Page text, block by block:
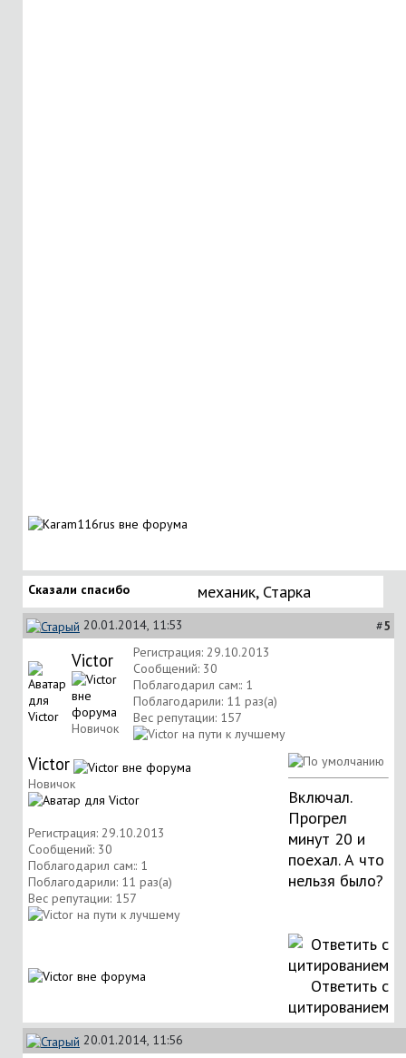
Сказали спасибо механик, Старка
20.01.2014, 11:53 #5
Victor
Новичок
Регистрация: 29.10.2013
Сообщений: 30
Поблагодарил сам:: 1
Поблагодарили: 11 раз(а)
Вес репутации: 157
Victor
Новичок
Регистрация: 29.10.2013
Сообщений: 30
Поблагодарил сам:: 1
Поблагодарили: 11 раз(а)
Вес репутации: 157
Включал.
Прогрел
минут 20 и
поехал. А что
нельзя было?
Ответить с
цитированием
20.01.2014, 11:56